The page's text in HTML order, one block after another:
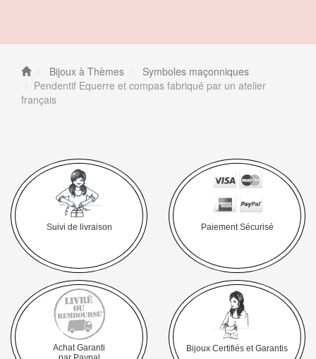
Bijoux à Thèmes
Symboles maçonniques
Pendentif Equerre et compas fabriqué par un atelier
français
Suivi de livraison Paiement Sécurisé
Achat Garanti
Bijoux Certifiés et Garantis